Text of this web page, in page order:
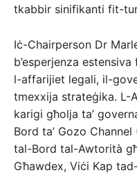
tkabbir sinifikanti fit-
Iċ-Chairperson Dr
b’esperjenza
l-affarijiet legali, il-
tmexxija strateġika. L-
karigi għolja ta’
Bord ta’ Gozo
tal-Bord tal-Awtorità
Għawdex, Viċi Kap